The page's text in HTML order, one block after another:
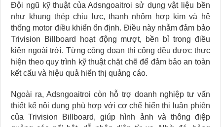
Đội ngũ kỹ thuật của Adsngoaitroi sử dụng vật liệu bền
như khung thép chịu lực, thanh nhôm hợp kim và hệ
thống motor điều khiển ổn định. Điều này nhằm đảm bảo
Trivision Billboard hoạt động mượt, bền bỉ trong điều
kiện ngoài trời. Từng công đoạn thi công đều được thực
hiện theo quy trình kỹ thuật chặt chẽ để đảm bảo an toàn
kết cấu và hiệu quả hiển thị quảng cáo.
Ngoài ra, Adsngoaitroi còn hỗ trợ doanh nghiệp tư vấn
thiết kế nội dung phù hợp với cơ chế hiển thị luân phiên
của Trivision Billboard, giúp hình ảnh và thông điệp